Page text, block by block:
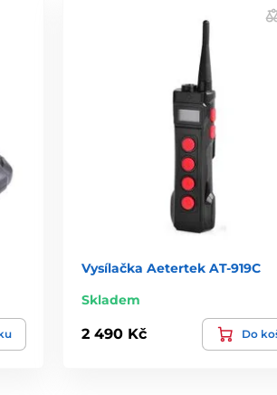
Vysílačka Aetertek AT-919C
Skladem
2 490 Kč Do